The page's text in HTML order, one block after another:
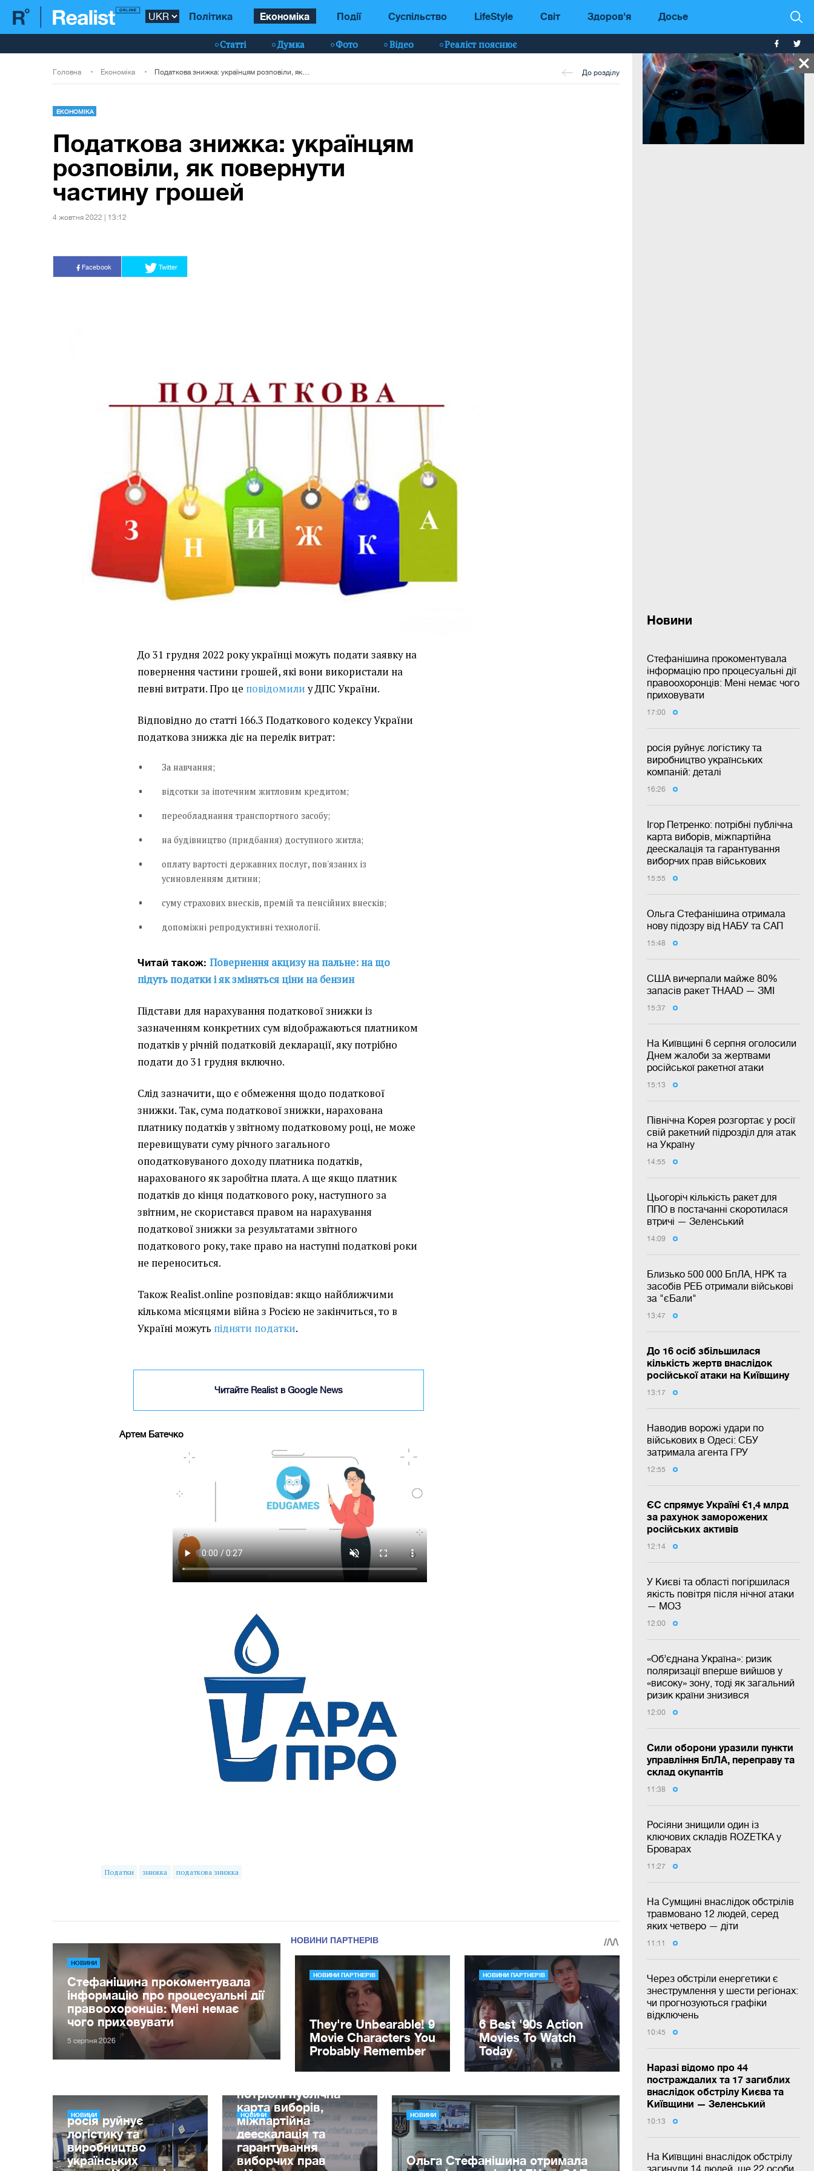
Політика Економіка Події Суспільство LifeStyle Світ Здоров'я Досье
Статті Думка Фото Відео Реаліст пояснює
Новини
Стефанішина прокоментувала
інформацію про процесуальні дії
правоохоронців: Мені немає чого
приховувати
17:00
росія руйнує логістику та
виробництво українських
компаній: деталі
16:26
Ігор Петренко: потрібні публічна
карта виборів, міжпартійна
деескалація та гарантування
виборчих прав військових
15:55
Ольга Стефанішина отримала
нову підозру від НАБУ та САП
15:48
США вичерпали майже 80%
запасів ракет THAAD — ЗМІ
15:37
На Київщині 6 серпня оголосили
Днем жалоби за жертвами
російської ракетної атаки
15:13
Північна Корея розгортає у росії
свій ракетний підрозділ для атак
на Україну
14:55
Цьогоріч кількість ракет для
ППО в постачанні скоротилася
втричі — Зеленський
14:09
Близько 500 000 БпЛА, НРК та
засобів РЕБ отримали військові
за "єБали"
13:47
До 16 осіб збільшилася
кількість жертв внаслідок
російської атаки на Київщину
13:17
Наводив ворожі удари по
військових в Одесі: СБУ
затримала агента ГРУ
12:55
ЄС спрямує Україні €1,4 млрд
за рахунок заморожених
російських активів
12:14
У Києві та області погіршилася
якість повітря після нічної атаки
— МОЗ
12:00
«Об’єднана Україна»: ризик
поляризації вперше вийшов у
«високу» зону, тоді як загальний
ризик країни знизився
12:00
Сили оборони уразили пункти
управління БпЛА, переправу та
склад окупантів
11:38
Росіяни знищили один із
ключових складів ROZETKA у
Броварах
11:27
На Сумщині внаслідок обстрілів
травмовано 12 людей, серед
яких четверо — діти
11:11
Через обстріли енергетики є
знеструмлення у шести регіонах:
чи прогнозуються графіки
відключень
10:45
Наразі відомо про 44
постраждалих та 17 загиблих
внаслідок обстрілу Києва та
Київщини — Зеленський
10:13
На Київщині внаслідок обстрілу
загинули 14 людей, ще 22 особи
Головна Економіка До розділу
ЕКОНОМІКА
Податкова знижка: українцям
розповіли, як повернути
частину грошей
4 жовтня 2022 | 13:12
Facebook Twitter
До 31 грудня 2022 року українці можуть подати заявку на
повернення частини грошей, які вони використали на
певні витрати. Про це повідомилиу ДПС України.
Відповідно до статті 166.3 Податкового кодексу України
податкова знижка діє на перелік витрат:
За навчання;
відсотки за іпотечним житловим кредитом;
переобладнання транспортного засобу;
на будівництво (придбання) доступного житла;
оплату вартості державних послуг, пов'язаних із
усиновленням дитини;
суму страхових внесків, премій та пенсійних внесків;
допоміжні репродуктивні технології.
Читай також:Повернення акцизу на пальне: на що
підуть податки і як зміняться ціни на бензин
Підстави для нарахування податкової знижки із
зазначенням конкретних сум відображаються платником
податків у річній податковій декларації, яку потрібно
подати до 31 грудня включно.
Слід зазначити, що є обмеження щодо податкової
знижки. Так, сума податкової знижки, нарахована
платнику податків у звітному податковому році, не може
перевищувати суму річного загального
оподатковуваного доходу платника податків,
нарахованого як заробітна плата. А ще якщо платник
податків до кінця податкового року, наступного за
звітним, не скористався правом на нарахування
податкової знижки за результатами звітного
податкового року, таке право на наступні податкові роки
не переноситься.
Також Realist.online розповідав: якщо найближчими
кількома місяцями війна з Росією не закінчиться, то в
Україні можуть підняти податки.
Читайте Realist в Google News
Артем Батечко
Податки знижка податкова знижка
НОВИНИ
Стефанішина прокоментувала
інформацію про процесуальні дії
правоохоронців: Мені немає
чого приховувати
5 серпня 2026
НОВИНИ
росія руйнує
логістику та
виробництво
українських
НОВИНИ
потрібні публічна
карта виборів,
міжпартійна
деескалація та
гарантування
виборчих прав
НОВИНИ
Ольга Стефанішина отримала